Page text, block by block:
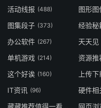
活动线报 (488) 图形图
图集段子 (373) 经验秘
办公软件 (267) 天天见
单机游戏 (214) 资源推
这个好诶 (160) 上传
IT资讯 (96) 硬件相
藏藏推荐值得一看 网页浏